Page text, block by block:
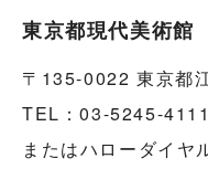
東京都現代美術館
〒135-0022 東京都
TEL：03-5245-4111
またはハローダイヤ